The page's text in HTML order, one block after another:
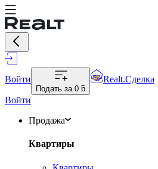
Войти
Подать за 0 ƃ
Realt.Сделка
Войти
Продажа
Квартиры